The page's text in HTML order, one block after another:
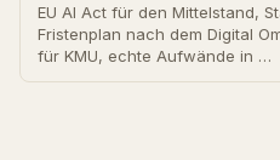
EU AI Act für den Mittelstand,
Fristenplan nach dem Digital
für KMU, echte Aufwände in …